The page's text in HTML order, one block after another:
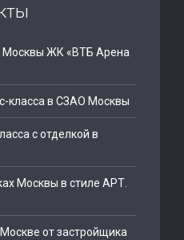
Москвы ЖК «ВТБ Арена
класса в СЗАО Москвы
с отделкой в
Москвы в стиле АРТ.
от застройщика